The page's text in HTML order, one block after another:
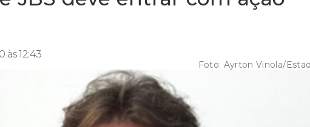
às 12:43
Foto: Ayrton Vinola/